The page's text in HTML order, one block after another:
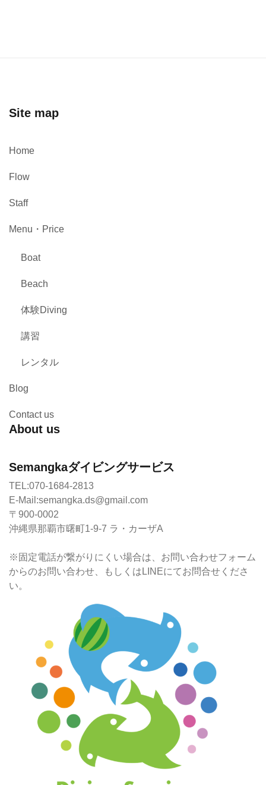
Site map
Home
Flow
Staff
Menu・Price
Boat
Beach
体験Diving
講習
レンタル
Blog
Contact us
About us
Semangkaダイビングサービス
TEL:070-1684-2813
E-Mail:semangka.ds@gmail.com
〒900-0002
沖縄県那覇市曙町1-9-7 ラ・カーザA
※固定電話が繋がりにくい場合は、お問い合わせフォーム
からのお問い合わせ、もしくはLINEにてお問合せくださ
い。